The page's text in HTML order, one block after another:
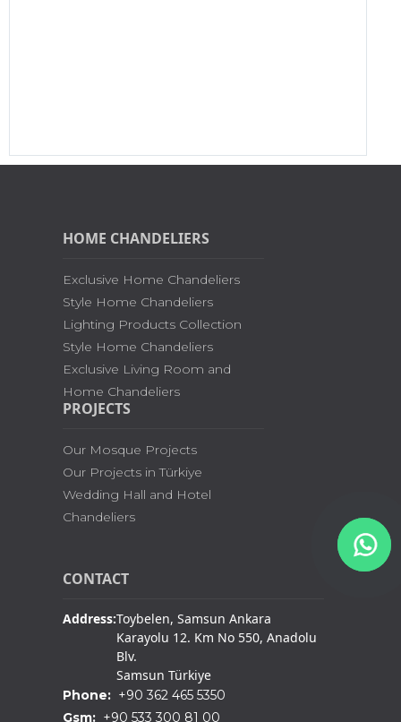
HOME CHANDELIERS
Exclusive Home Chandeliers
Style Home Chandeliers
Lighting Products Collection
Style Home Chandeliers
Exclusive Living Room and
Home Chandeliers
PROJECTS
Our Mosque Projects
Our Projects in Türkiye
Wedding Hall and Hotel
Chandeliers
CONTACT
Address:Toybelen, Samsun Ankara
Karayolu 12. Km No 550, Anadolu
Blv.
Samsun Türkiye
Phone: +90 362 465 5350
Gsm: +90 533 300 81 00